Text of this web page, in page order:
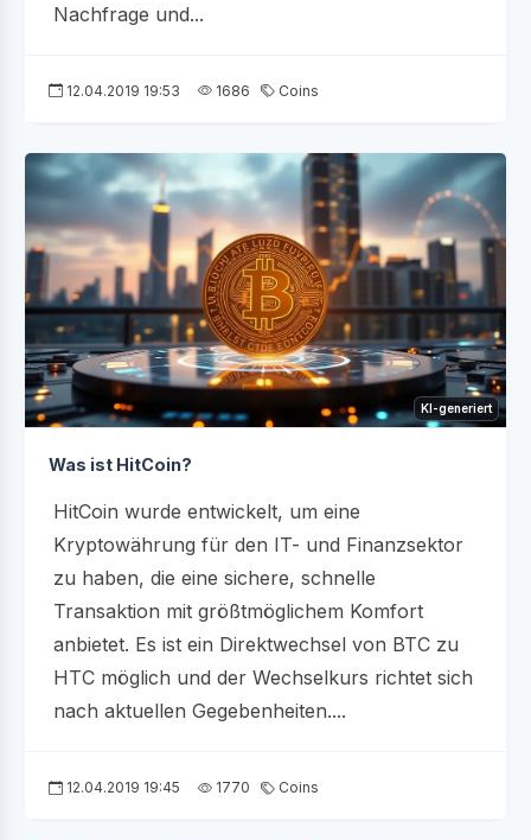
Nachfrage und...
12.04.2019 19:53 1686 Coins
KI-generiert
Was ist HitCoin?
HitCoin wurde entwickelt, um eine
Kryptowährung für den IT- und Finanzsektor
zu haben, die eine sichere, schnelle
Transaktion mit größtmöglichem Komfort
anbietet. Es ist ein Direktwechsel von BTC zu
HTC möglich und der Wechselkurs richtet sich
nach aktuellen Gegebenheiten....
12.04.2019 19:45 1770 Coins